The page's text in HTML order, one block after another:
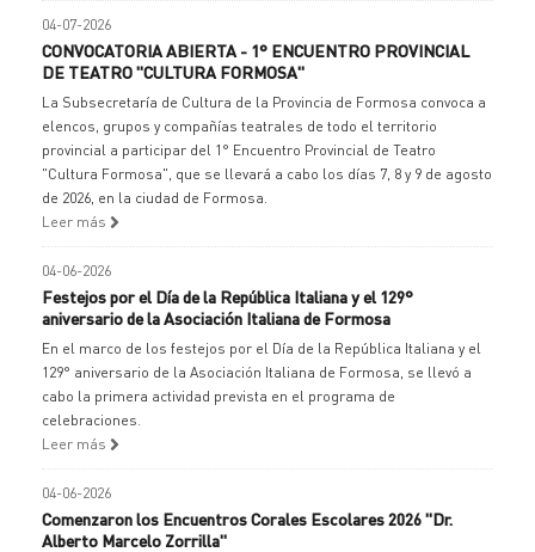
04-07-2026
CONVOCATORIA ABIERTA - 1° ENCUENTRO PROVINCIAL
DE TEATRO "CULTURA FORMOSA"
La Subsecretaría de Cultura de la Provincia de Formosa convoca a
elencos, grupos y compañías teatrales de todo el territorio
provincial a participar del 1° Encuentro Provincial de Teatro
"Cultura Formosa", que se llevará a cabo los días 7, 8 y 9 de agosto
de 2026, en la ciudad de Formosa.
Leer más
04-06-2026
Festejos por el Día de la República Italiana y el 129°
aniversario de la Asociación Italiana de Formosa
En el marco de los festejos por el Día de la República Italiana y el
129° aniversario de la Asociación Italiana de Formosa, se llevó a
cabo la primera actividad prevista en el programa de
celebraciones.
Leer más
04-06-2026
Comenzaron los Encuentros Corales Escolares 2026 "Dr.
Alberto Marcelo Zorrilla"